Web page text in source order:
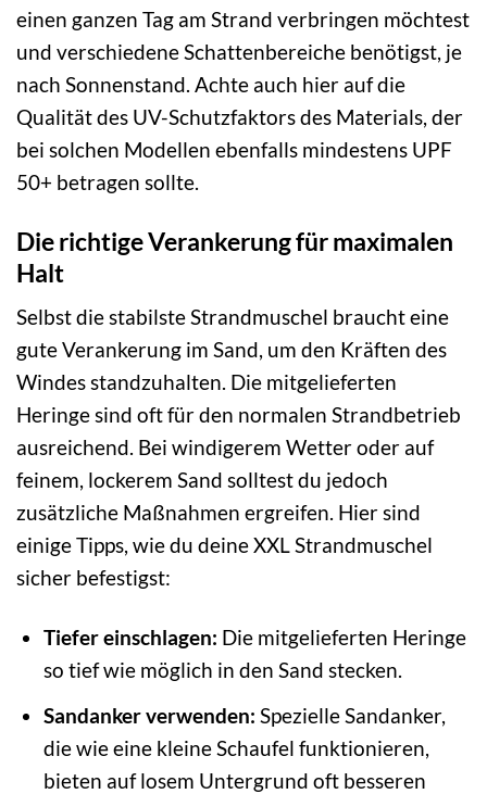
einen ganzen Tag am Strand verbringen möchtest
und verschiedene Schattenbereiche benötigst, je
nach Sonnenstand. Achte auch hier auf die
Qualität des UV-Schutzfaktors des Materials, der
bei solchen Modellen ebenfalls mindestens UPF
50+ betragen sollte.
Die richtige Verankerung für maximalen
Halt
Selbst die stabilste Strandmuschel braucht eine
gute Verankerung im Sand, um den Kräften des
Windes standzuhalten. Die mitgelieferten
Heringe sind oft für den normalen Strandbetrieb
ausreichend. Bei windigerem Wetter oder auf
feinem, lockerem Sand solltest du jedoch
zusätzliche Maßnahmen ergreifen. Hier sind
einige Tipps, wie du deine XXL Strandmuschel
sicher befestigst:
Tiefer einschlagen: Die mitgelieferten Heringe
so tief wie möglich in den Sand stecken.
Sandanker verwenden: Spezielle Sandanker,
die wie eine kleine Schaufel funktionieren,
bieten auf losem Untergrund oft besseren